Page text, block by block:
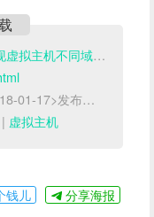
域名访问不同网站目录
01-17>发布于【
| 虚拟主机
钱儿 分享海报